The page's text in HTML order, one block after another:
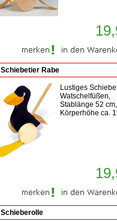
Schiebetier Rabe
Lustiges
Watschelfüßen,
Stablänge 52 cm,
Körperhöhe ca.
Schieberolle